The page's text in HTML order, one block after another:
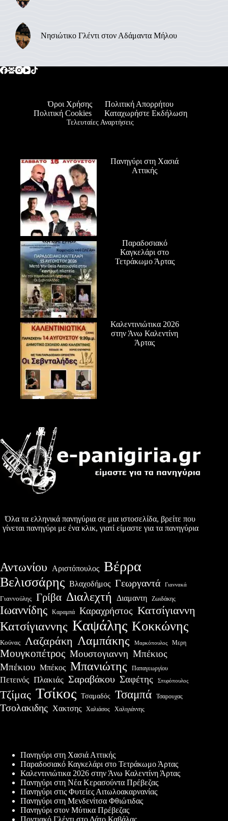
Νησιώτικο Γλέντι στον Αδάμαντα Μήλου
Όροι Χρήσης
Πολιτική Απορρήτου
Πολιτική Cookies
Καταχωρήστε Εκδήλωση
Τελευταίες Αναρτήσεις
Πανηγύρι στη Χασιά
Αττικής
Παραδοσιακό
Καγκελάρι στο
Τετράκωμο Άρτας
Καλεντινιώτικα 2026
στην Άνω Καλεντίνη
Άρτας
Όλα τα ελληνικά πανηγύρια σε μια ιστοσελίδα, βρείτε που
γίνεται πανηγύρι με ένα κλικ, γιατί είμαστε για τα πανηγύρια
Αντωνίου Αριστόπουλος Βέρρα
Βελισσάρης Βλαχοδήμος Γεωργαντά Γιαννακά
Γιαννούλης Γρίβα Διαλεχτή Διαμαντη Ζωιδάκης
Ιωαννίδης Καραμπά Καραχρήστος Κατσίγιαννη
Κατσίγιαννης Καψάλης Κοκκώνης
Κούνας Λαζαράκη Λαμπάκης Μαρκόπουλος Μερη
Μουγκοπέτρος Μουστογιαννη Μπέκιος
Μπέκιου Μπέκος Μπανιώτης Παπαγεωργίου
Πετεινός Πλακιάς Σαραβάκου Σαφέτης Σπυρόπουλος
Τζίμας Τσίκος Τσαμαδός Τσαμπά Τσαρουχας
Τσολακιδης Χακτσης Χαλιάσος Χαλιγιάννης
Πανηγύρι στη Χασιά Αττικής
Παραδοσιακό Καγκελάρι στο Τετράκωμο Άρτας
Καλεντινιώτικα 2026 στην Άνω Καλεντίνη Άρτας
Πανηγύρι στη Νέα Κερασούντα Πρέβεζας
Πανηγύρι στις Φυτείες Αιτωλοακαρνανίας
Πανηγύρι στη Μενδενίτσα Φθιώτιδας
Πανηγύρι στον Μύτικα Πρέβεζας